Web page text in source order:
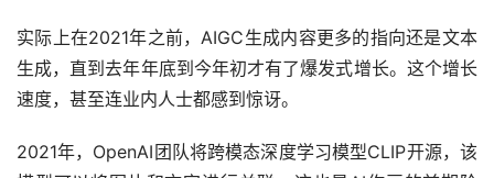
实际上在2021年之前，AIGC生成内容更多的指向还是文本
生成，直到去年年底到今年初才有了爆发式增长。这个增长
速度，甚至连业内人士都感到惊讶。
2021年，OpenAI团队将跨模态深度学习模型CLIP开源，该